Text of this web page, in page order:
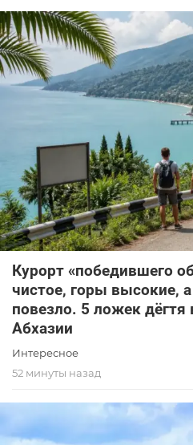
Курорт «победившего
чистое, горы высокие,
повезло. 5 ложек дёгтя
Абхазии
Интересное
52 минуты назад